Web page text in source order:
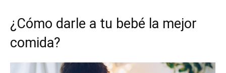
¿Cómo darle a tu bebé la mejor
comida?